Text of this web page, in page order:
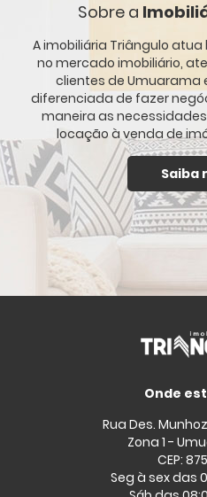
Sobre a
A imobiliária Triângulo
no mercado imobiliário,
clientes de Umuarama
diferenciada de fazer
maneira as
locação à venda de
Saiba
Onde
Rua Des.
Zona 1 -
CEP:
Seg à sex das